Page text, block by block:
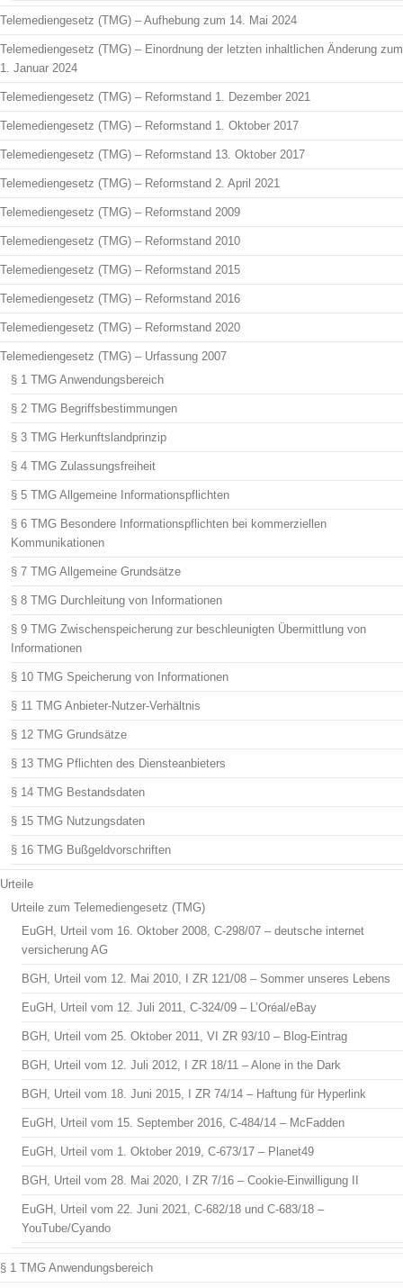
Telemediengesetz (TMG) – Aufhebung zum 14. Mai 2024
Telemediengesetz (TMG) – Einordnung der letzten inhaltlichen Änderung zum
1. Januar 2024
Telemediengesetz (TMG) – Reformstand 1. Dezember 2021
Telemediengesetz (TMG) – Reformstand 1. Oktober 2017
Telemediengesetz (TMG) – Reformstand 13. Oktober 2017
Telemediengesetz (TMG) – Reformstand 2. April 2021
Telemediengesetz (TMG) – Reformstand 2009
Telemediengesetz (TMG) – Reformstand 2010
Telemediengesetz (TMG) – Reformstand 2015
Telemediengesetz (TMG) – Reformstand 2016
Telemediengesetz (TMG) – Reformstand 2020
Telemediengesetz (TMG) – Urfassung 2007
§ 1 TMG Anwendungsbereich
§ 2 TMG Begriffsbestimmungen
§ 3 TMG Herkunftslandprinzip
§ 4 TMG Zulassungsfreiheit
§ 5 TMG Allgemeine Informationspflichten
§ 6 TMG Besondere Informationspflichten bei kommerziellen
Kommunikationen
§ 7 TMG Allgemeine Grundsätze
§ 8 TMG Durchleitung von Informationen
§ 9 TMG Zwischenspeicherung zur beschleunigten Übermittlung von
Informationen
§ 10 TMG Speicherung von Informationen
§ 11 TMG Anbieter-Nutzer-Verhältnis
§ 12 TMG Grundsätze
§ 13 TMG Pflichten des Diensteanbieters
§ 14 TMG Bestandsdaten
§ 15 TMG Nutzungsdaten
§ 16 TMG Bußgeldvorschriften
Urteile
Urteile zum Telemediengesetz (TMG)
EuGH, Urteil vom 16. Oktober 2008, C-298/07 – deutsche internet
versicherung AG
BGH, Urteil vom 12. Mai 2010, I ZR 121/08 – Sommer unseres Lebens
EuGH, Urteil vom 12. Juli 2011, C-324/09 – L’Oréal/eBay
BGH, Urteil vom 25. Oktober 2011, VI ZR 93/10 – Blog-Eintrag
BGH, Urteil vom 12. Juli 2012, I ZR 18/11 – Alone in the Dark
BGH, Urteil vom 18. Juni 2015, I ZR 74/14 – Haftung für Hyperlink
EuGH, Urteil vom 15. September 2016, C-484/14 – McFadden
EuGH, Urteil vom 1. Oktober 2019, C-673/17 – Planet49
BGH, Urteil vom 28. Mai 2020, I ZR 7/16 – Cookie-Einwilligung II
EuGH, Urteil vom 22. Juni 2021, C-682/18 und C-683/18 –
YouTube/Cyando
§ 1 TMG Anwendungsbereich